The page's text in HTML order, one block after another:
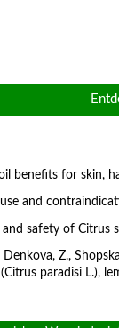
benefits for skin,
and
safety of
Denkova, Z.,
paradisi L.),